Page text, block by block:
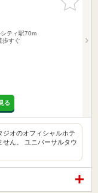
りに追加
ティ駅70m
歩すぐ
る
オのオフィシャルホテ
せん。 ユニバーサルタウ